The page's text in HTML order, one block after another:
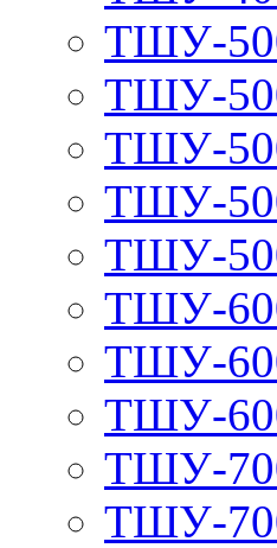
ТШУ-
ТШУ-
ТШУ-
ТШУ-
ТШУ-
ТШУ-
ТШУ-
ТШУ-
ТШУ-
ТШУ-